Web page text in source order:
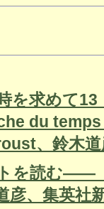
を求めて
du
、鈴木
を読む――
彦、集英社